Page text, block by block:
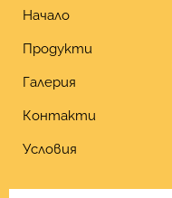
Начало
Продукти
Галерия
Контакти
Условия